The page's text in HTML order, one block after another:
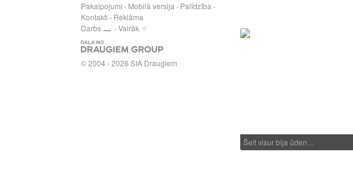
Pakalpojumi Mobilā versija
Palīdzība
Kontakti
Reklāma
Darbs
Vairāk
© 2004 - 2026 SIA Draugiem
Šeit visur bija ūden…